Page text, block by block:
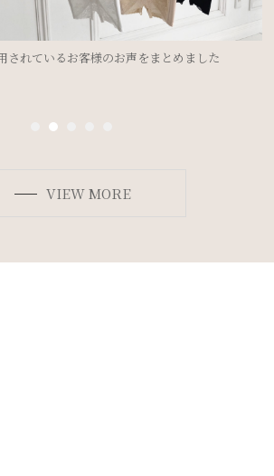
ダルインナーは必要？②＜ドレスのデザイン別
VIEW MORE